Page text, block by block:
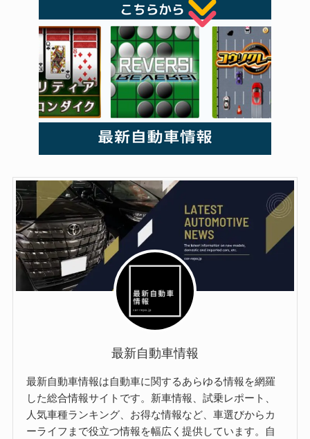
最新自動車情報
最新自動車情報は自動車に関するあらゆる情報を網羅
した総合情報サイトです。新車情報、試乗レポート、
人気車種ランキング、お得な情報など、車選びからカ
ーライフまで役立つ情報を幅広く提供しています。自